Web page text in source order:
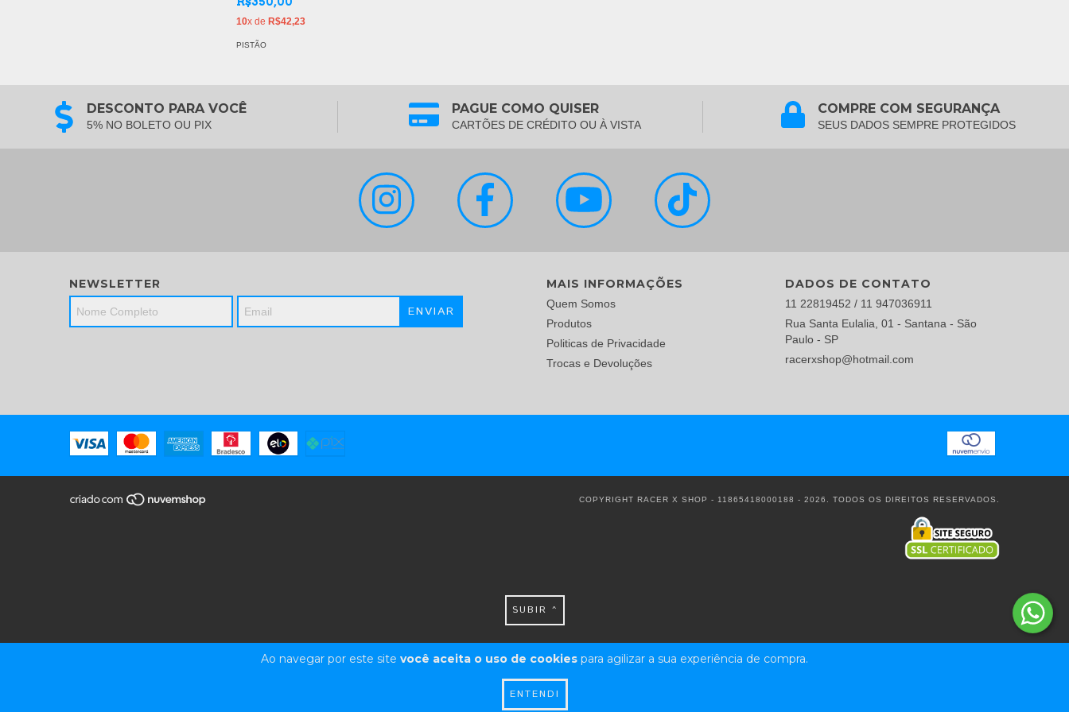
Ao navegar por este site você aceita o uso de cookies para agilizar a sua experiência de compra.
ENTENDI
10x de R$42,23
PISTÃO
DESCONTO PARA VOCÊ
5% NO BOLETO OU PIX
PAGUE COMO QUISER
CARTÕES DE CRÉDITO OU À VISTA
COMPRE COM SEGURANÇA
SEUS DADOS SEMPRE PROTEGIDOS
NEWSLETTER MAIS INFORMAÇÕES
Quem Somos
Produtos
Politicas de Privacidade
Trocas e Devoluções
DADOS DE CONTATO
11 22819452 / 11 947036911
Rua Santa Eulalia, 01 - Santana - São
Paulo - SP
racerxshop@hotmail.com
COPYRIGHT RACER X SHOP - 11865418000188 - 2026. TODOS OS DIREITOS RESERVADOS.
SUBIR ^